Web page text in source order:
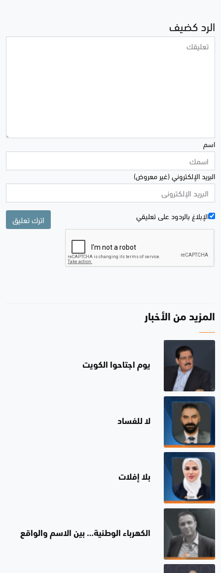
الرد كضيف
اسم
البريد الإلكتروني (غير معروض)
الإبلاغ بالردود علی تعليقي اترك تعليق
المزيد من الأخبار
يوم اجتاحوا الكويت
لا للفساد
بلا إفلات
الكهرباء الوطنية… بين الاسم والواقع